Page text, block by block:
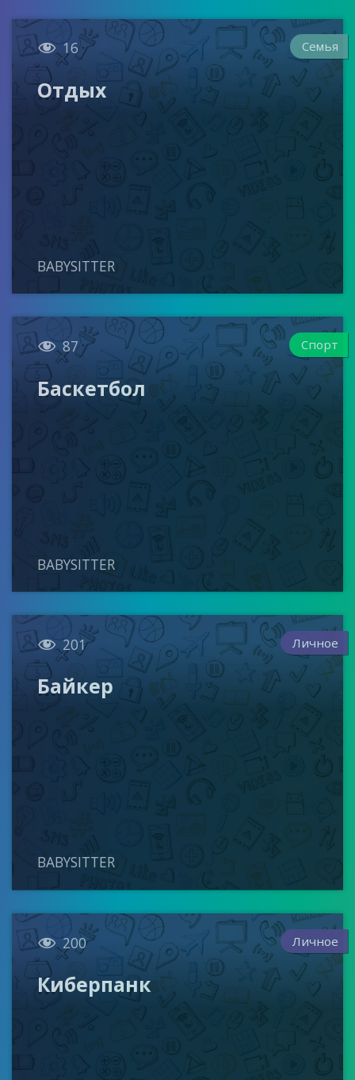
 16 Семья
Отдых
BABYSITTER
 87 Спорт
Баскетбол
BABYSITTER
 201 Личное
Байкер
BABYSITTER
 200 Личное
Киберпанк